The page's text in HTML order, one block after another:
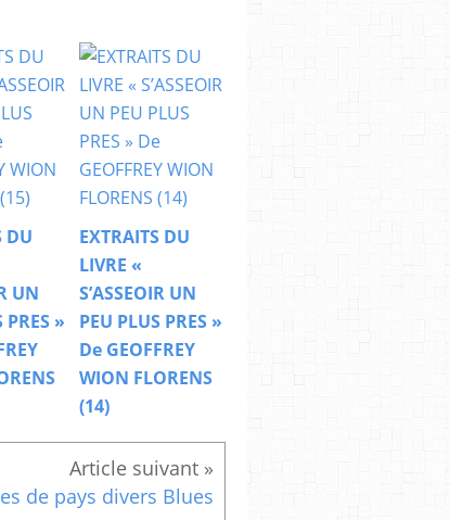
DU
UN
PRES »
EXTRAITS DU
LIVRE «
S’ASSEOIR UN
PEU PLUS PRES »
De GEOFFREY
WION FLORENS
(14)
de pays divers Blues